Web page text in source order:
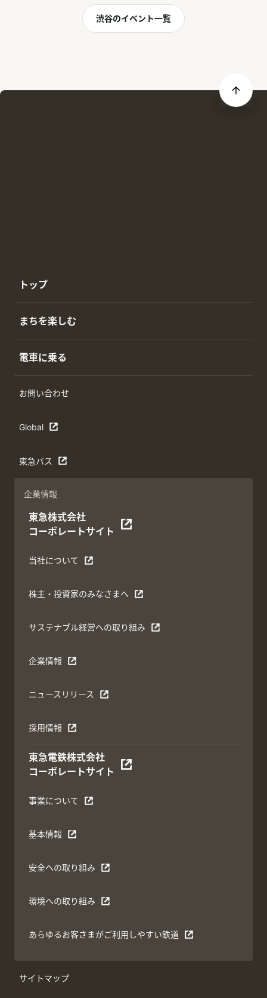
渋谷のイベント一覧
トップ
まちを楽しむ
電車に乗る
お問い合わせ
Global
東急バス
企業情報
東急株式会社
コーポレートサイト
当社について
株主・投資家のみなさまへ
サステナブル経営への取り組み
企業情報
ニュースリリース
採用情報
東急電鉄株式会社
コーポレートサイト
事業について
基本情報
安全への取り組み
環境への取り組み
あらゆるお客さまがご利用しやすい鉄道
サイトマップ